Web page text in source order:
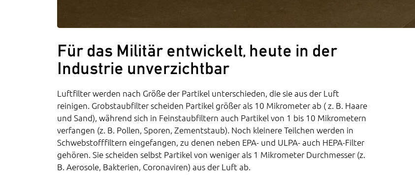
Für das Militär entwickelt, heute in der
Industrie unverzichtbar
Luftfilter werden nach Größe der Partikel unterschieden, die sie aus der Luft
reinigen. Grobstaubfilter scheiden Partikel größer als 10 Mikrometer ab ( z. B. Haare
und Sand), während sich in Feinstaubfiltern auch Partikel von 1 bis 10 Mikrometern
verfangen (z. B. Pollen, Sporen, Zementstaub). Noch kleinere Teilchen werden in
Schwebstofffiltern eingefangen, zu denen neben EPA- und ULPA- auch HEPA-Filter
gehören. Sie scheiden selbst Partikel von weniger als 1 Mikrometer Durchmesser (z.
B. Aerosole, Bakterien, Coronaviren) aus der Luft ab.